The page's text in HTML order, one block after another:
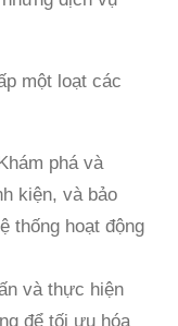
một loạt các
phá và
kiện, và bảo
thống hoạt động
và thực hiện
để tối ưu hóa